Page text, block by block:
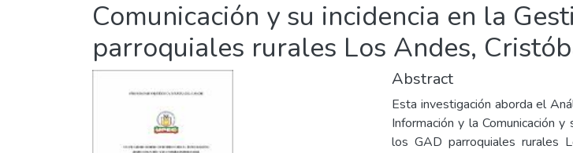
Comunicación y su incidencia en la
parroquiales rurales Los Andes,
Abstract
Esta investigación aborda el
Información y la Comunicación
los GAD parroquiales rurales